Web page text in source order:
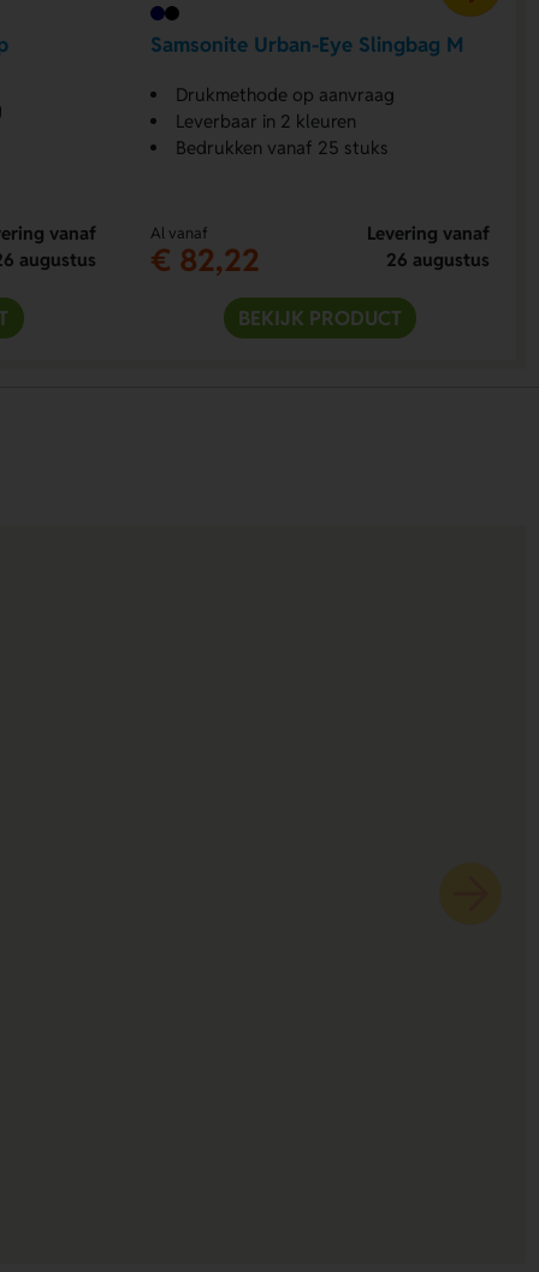
vanaf
augustus
Samsonite Urban-Eye Slingbag M
Drukmethode op aanvraag
Leverbaar in 2 kleuren
Bedrukken vanaf 25 stuks
Al vanaf
€ 82,22
Levering vanaf
26 augustus
BEKIJK PRODUCT